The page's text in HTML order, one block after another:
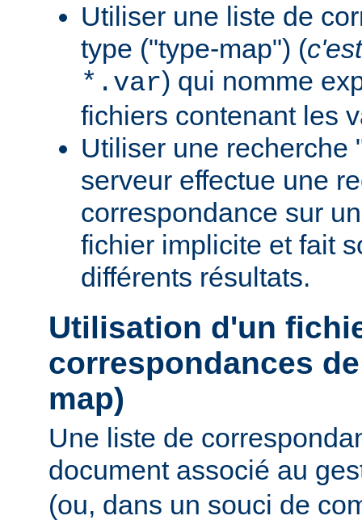
Utiliser une liste de
type ("type-map") (
*.var) qui nomme
fichiers contenant les
Utiliser une recherche
serveur effectue une
correspondance sur
fichier implicite et fait
différents résultats.
Utilisation d'un
correspondances
map)
Une liste de
document associé au
(ou, dans un souci de